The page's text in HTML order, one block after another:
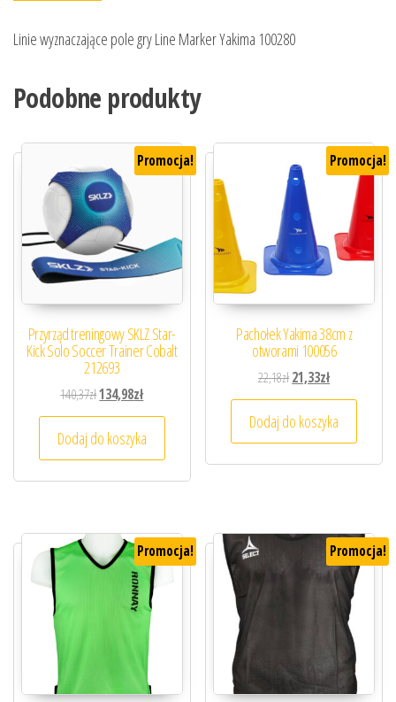
Linie wyznaczające pole gry Line Marker Yakima 100280
Podobne produkty
Promocja!
Przyrząd treningowy SKLZ Star-
Kick Solo Soccer Trainer Cobalt
212693
140,37złPierwotna cena wynosiła: 140,37zł.
134,98złAktualna cena wynosi: 134,98zł.
Dodaj do koszyka
Promocja!
Pachołek Yakima 38cm z
otworami 100056
22,18złPierwotna cena
21,33złAktualna cena
Dodaj do koszyka
Promocja! Promocja!